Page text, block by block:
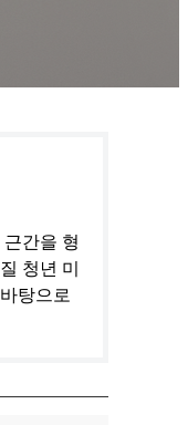
간을 형
청년 미
탕으로